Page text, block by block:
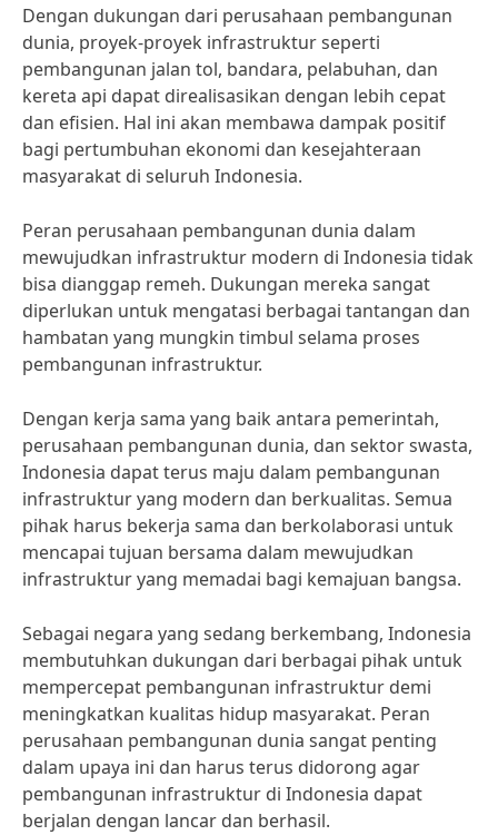
Dengan dukungan dari perusahaan pembangunan
dunia, proyek-proyek infrastruktur seperti
pembangunan jalan tol, bandara, pelabuhan, dan
kereta api dapat direalisasikan dengan lebih cepat
dan efisien. Hal ini akan membawa dampak positif
bagi pertumbuhan ekonomi dan kesejahteraan
masyarakat di seluruh Indonesia.
Peran perusahaan pembangunan dunia dalam
mewujudkan infrastruktur modern di Indonesia tidak
bisa dianggap remeh. Dukungan mereka sangat
diperlukan untuk mengatasi berbagai tantangan dan
hambatan yang mungkin timbul selama proses
pembangunan infrastruktur.
Dengan kerja sama yang baik antara pemerintah,
perusahaan pembangunan dunia, dan sektor swasta,
Indonesia dapat terus maju dalam pembangunan
infrastruktur yang modern dan berkualitas. Semua
pihak harus bekerja sama dan berkolaborasi untuk
mencapai tujuan bersama dalam mewujudkan
infrastruktur yang memadai bagi kemajuan bangsa.
Sebagai negara yang sedang berkembang, Indonesia
membutuhkan dukungan dari berbagai pihak untuk
mempercepat pembangunan infrastruktur demi
meningkatkan kualitas hidup masyarakat. Peran
perusahaan pembangunan dunia sangat penting
dalam upaya ini dan harus terus didorong agar
pembangunan infrastruktur di Indonesia dapat
berjalan dengan lancar dan berhasil.